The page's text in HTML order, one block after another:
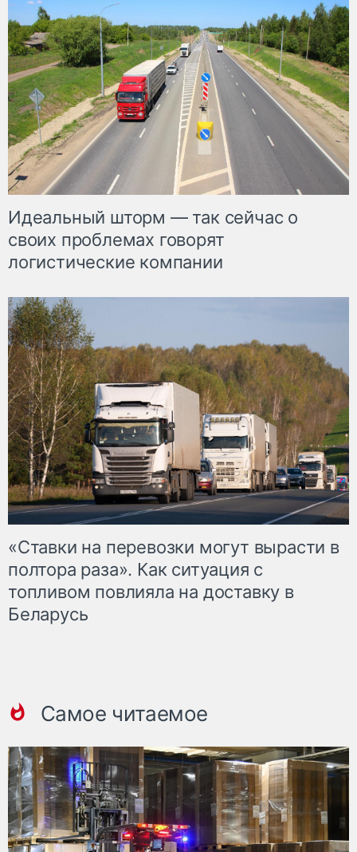
Идеальный шторм — так сейчас о
своих проблемах говорят
логистические компании
«Ставки на перевозки могут вырасти в
полтора раза». Как ситуация с
топливом повлияла на доставку в
Беларусь
Самое читаемое